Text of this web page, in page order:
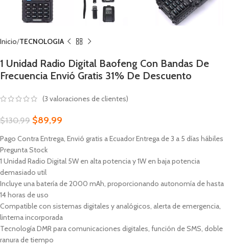
Inicio TECNOLOGIA
1 Unidad Radio Digital Baofeng Con Bandas De
Frecuencia Envió Gratis 31% De Descuento
(3 valoraciones de clientes)
$130,99 $89,99
Pago Contra Entrega, Envió gratis a Ecuador Entrega de 3 a 5 días hábiles
Pregunta Stock
1 Unidad Radio Digital 5W en alta potencia y 1W en baja potencia
demasiado util
Incluye una batería de 2000 mAh, proporcionando autonomía de hasta
14 horas de uso
Compatible con sistemas digitales y analógicos, alerta de emergencia,
linterna incorporada
Tecnología DMR para comunicaciones digitales, función de SMS, doble
ranura de tiempo